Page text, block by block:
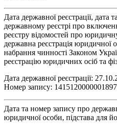
Дата державної реєстрації,
державному реєстрі про
реєстру відомостей про
державна реєстрація юридичної
набрання чинності Законом
реєстрацію юридичних осіб та
Дата державної реєстрації:
Номер запису:
Дата та номер запису про
юридичної особи, підстава для